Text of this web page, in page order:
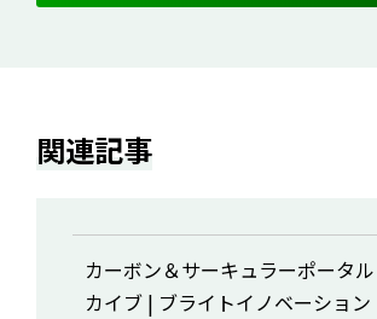
関連記事
カーボン＆サーキュラーポータル
カイブ | ブライトイノベーション